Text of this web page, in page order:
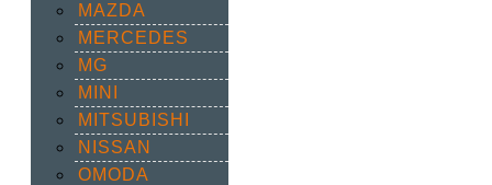
MAZDA
MERCEDES
MG
MINI
MITSUBISHI
NISSAN
OMODA